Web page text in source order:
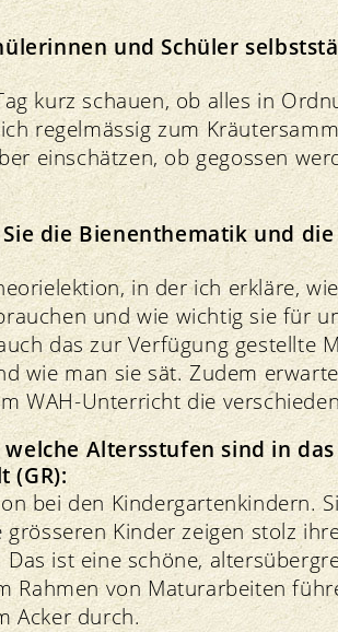
und Schüler
kurz schauen, ob alles in
regelmässig zum
einschätzen, ob gegossen
die Bienenthematik und
in der ich erkläre,
und wie wichtig sie für
das zur Verfügung gestellte
wie man sie sät. Zudem
WAH-Unterricht die
Altersstufen sind in
(GR):
bei den Kindergartenkindern.
grösseren Kinder zeigen stolz
Das ist eine schöne,
Rahmen von Maturarbeiten
Acker durch.